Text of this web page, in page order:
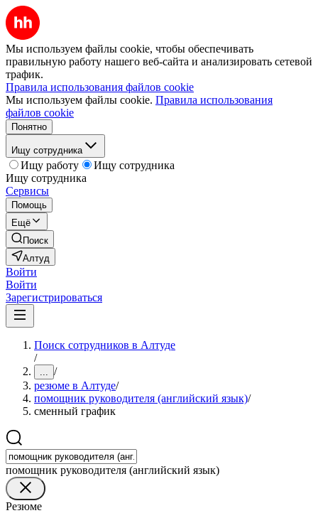
Мы используем файлы cookie, чтобы обеспечивать
правильную работу нашего веб-сайта и анализировать сетевой
трафик.
Правила использования файлов cookie
Мы используем файлы cookie. Правила использования
файлов cookie
Понятно
Ищу сотрудника
Ищу работу
Ищу сотрудника
Ищу сотрудника
Сервисы
Помощь
Ещё
Поиск
Алтуд
Войти
Войти
Зарегистрироваться
Поиск сотрудников в Алтуде
/
... /
резюме в Алтуде/
помощник руководителя (английский язык)/
сменный график
помощник руководителя (английский язык)
Резюме